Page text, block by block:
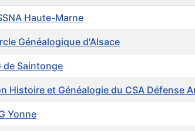
Haute-Marne
Généalogique d'Alsace
de Saintonge
Histoire et Généalogie du CSA Défense
Yonne